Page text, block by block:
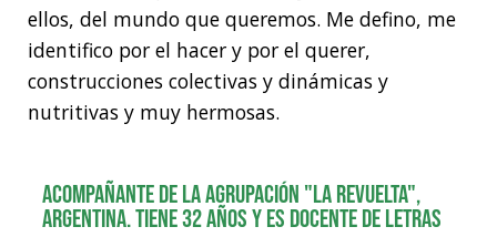
ellos, del mundo que queremos. Me defino, me
identifico por el hacer y por el querer,
construcciones colectivas y dinámicas y
nutritivas y muy hermosas.
Acompañante de la agrupación "La Revuelta",
Argentina. Tiene 32 años y es docente de letras